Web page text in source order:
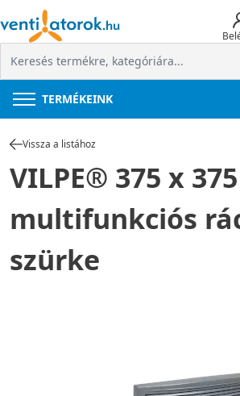
TERMÉKEINK
Vissza a listához
VILPE® 375 x 375
multifunkciós
szürke